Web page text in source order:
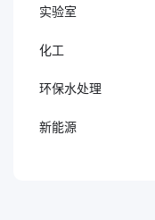
实验室
化工
环保水处理
新能源